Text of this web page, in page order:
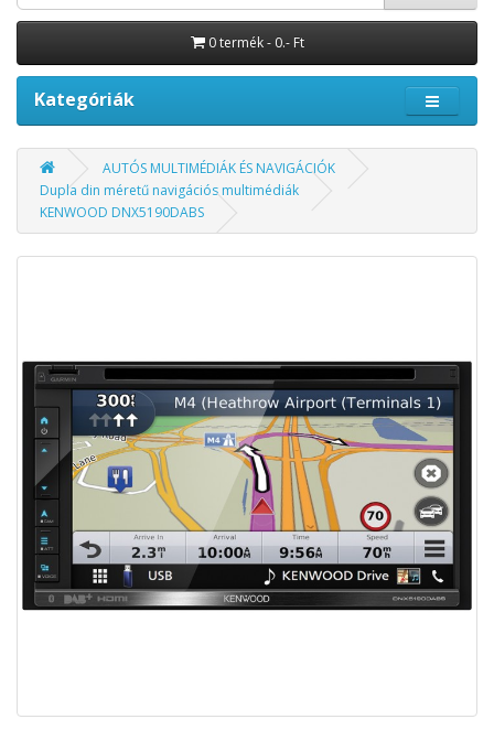
0 termék - 0.- Ft
Kategóriák
AUTÓS MULTIMÉDIÁK ÉS NAVIGÁCIÓK
Dupla din méretű navigációs multimédiák
KENWOOD DNX5190DABS